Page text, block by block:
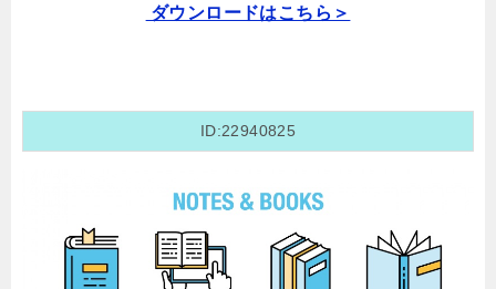
ダウンロードはこちら＞
ID:22940825